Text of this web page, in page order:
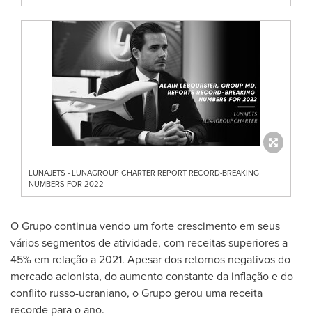
LUNAJETS - LUNAGROUP CHARTER REPORT RECORD-BREAKING
NUMBERS FOR 2022
O Grupo continua vendo um forte crescimento em seus
vários segmentos de atividade, com receitas superiores a
45% em relação a 2021. Apesar dos retornos negativos do
mercado acionista, do aumento constante da inflação e do
conflito russo-ucraniano, o Grupo gerou uma receita
recorde para o ano.